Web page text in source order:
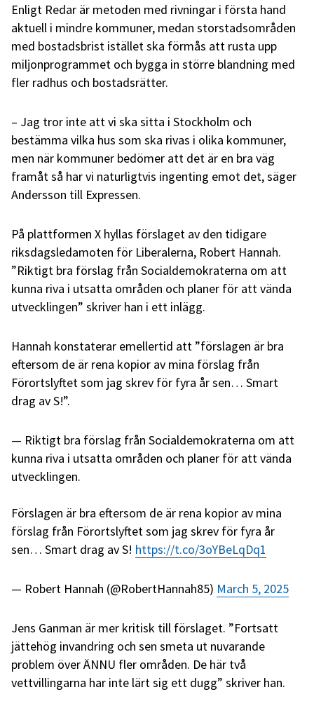
Enligt Redar är metoden med rivningar i första hand
aktuell i mindre kommuner, medan storstadsområden
med bostadsbrist istället ska förmås att rusta upp
miljonprogrammet och bygga in större blandning med
fler radhus och bostadsrätter.
– Jag tror inte att vi ska sitta i Stockholm och
bestämma vilka hus som ska rivas i olika kommuner,
men när kommuner bedömer att det är en bra väg
framåt så har vi naturligtvis ingenting emot det, säger
Andersson till Expressen.
På plattformen X hyllas förslaget av den tidigare
riksdagsledamoten för Liberalerna, Robert Hannah.
”Riktigt bra förslag från Socialdemokraterna om att
kunna riva i utsatta områden och planer för att vända
utvecklingen” skriver han i ett inlägg.
Hannah konstaterar emellertid att ”förslagen är bra
eftersom de är rena kopior av mina förslag från
Förortslyftet som jag skrev för fyra år sen… Smart
drag av S!”.
Riktigt bra förslag från Socialdemokraterna om att
kunna riva i utsatta områden och planer för att vända
utvecklingen.
Förslagen är bra eftersom de är rena kopior av mina
förslag från Förortslyftet som jag skrev för fyra år
sen… Smart drag av S! https://t.co/3oYBeLqDq1
— Robert Hannah (@RobertHannah85) March 5, 2025
Jens Ganman är mer kritisk till förslaget. ”Fortsatt
jättehög invandring och sen smeta ut nuvarande
problem över ÄNNU fler områden. De här två
vettvillingarna har inte lärt sig ett dugg” skriver han.